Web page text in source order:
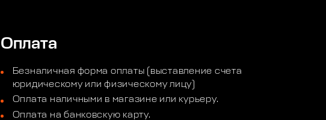
Оплата
Безналичная форма оплаты (выставление счета
юридическому или физическому лицу)
Оплата наличными в магазине или курьеру.
Оплата на банковскую карту.